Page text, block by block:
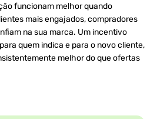
funcionam melhor quando
mais engajados, compradores
na sua marca. Um incentivo
quem indica e para o novo cliente,
melhor do que ofertas